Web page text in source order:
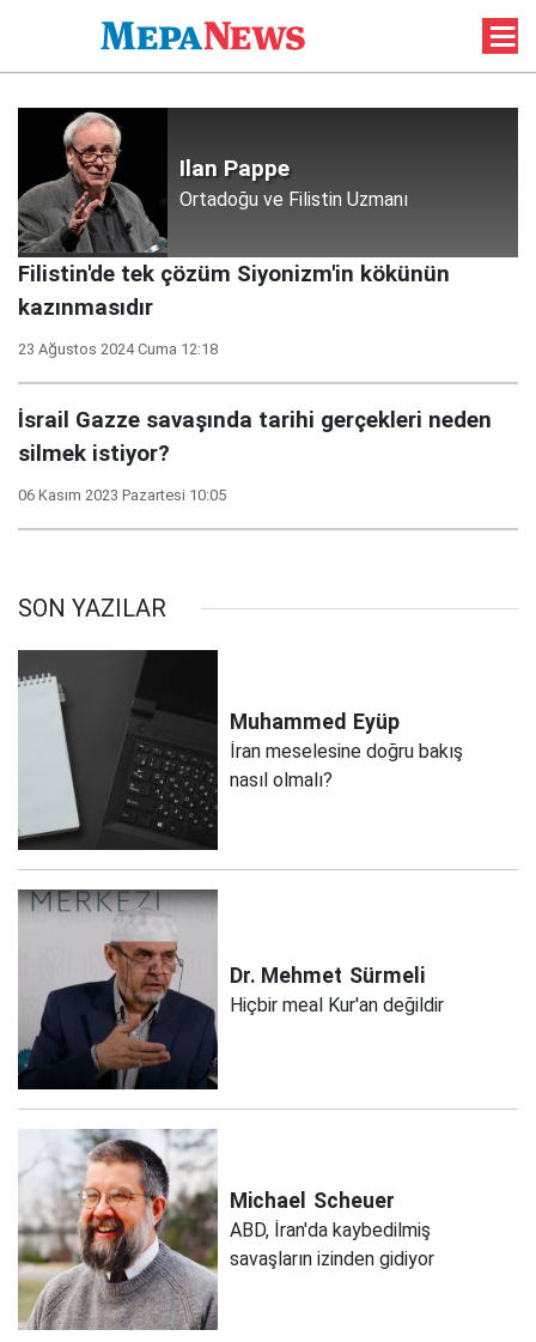
Ilan Pappe
Ortadoğu ve Filistin Uzmanı
Filistin'de tek çözüm Siyonizm'in kökünün
kazınmasıdır
23 Ağustos 2024 Cuma 12:18
İsrail Gazze savaşında tarihi gerçekleri neden
silmek istiyor?
06 Kasım 2023 Pazartesi 10:05
SON YAZILAR
Muhammed Eyüp
İran meselesine doğru bakış
nasıl olmalı?
Dr. Mehmet Sürmeli
Hiçbir meal Kur'an değildir
Michael Scheuer
ABD, İran'da kaybedilmiş
savaşların izinden gidiyor